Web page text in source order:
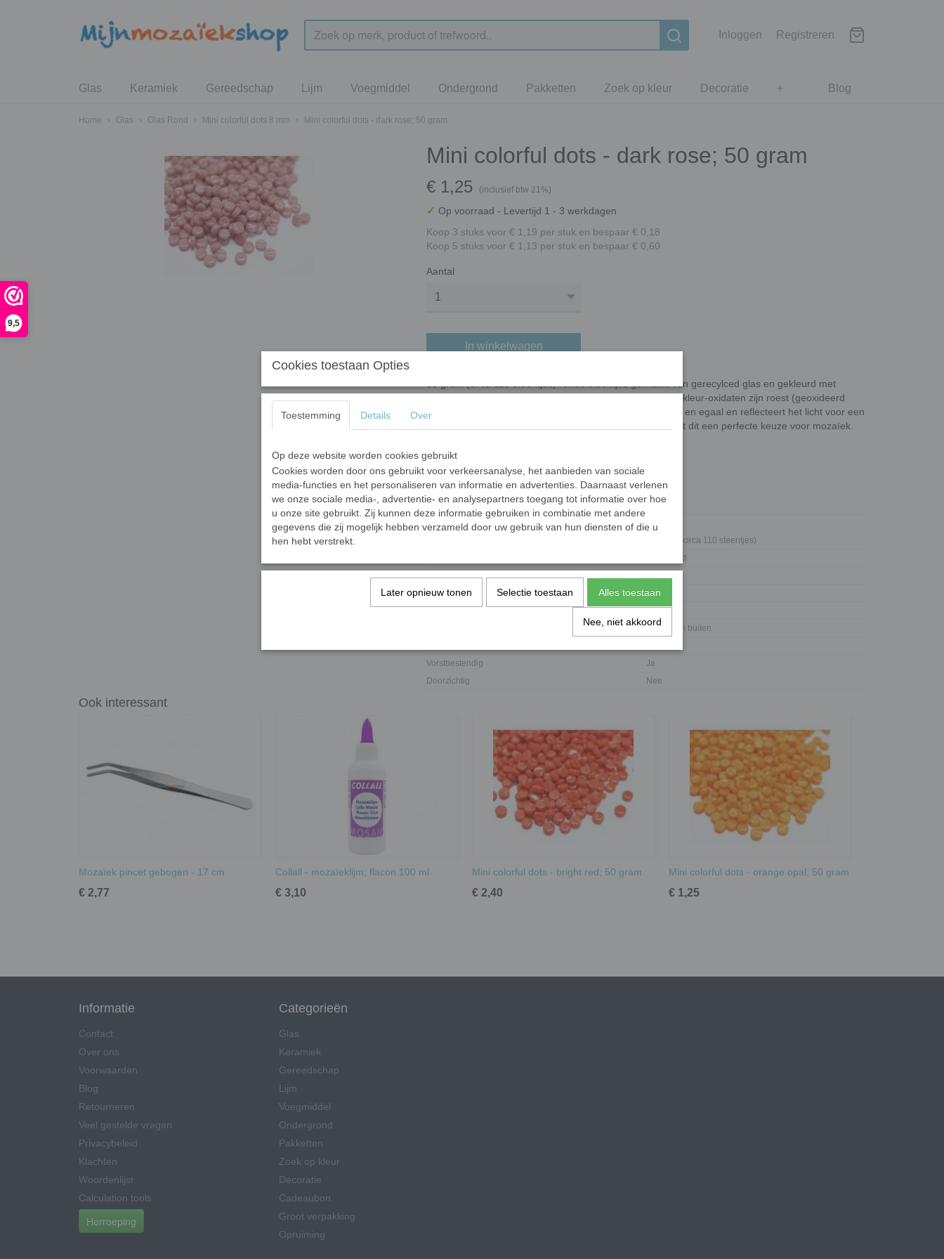
9,5
Inloggen Registreren
Blog
Glas Keramiek Gereedschap Lijm Voegmiddel Ondergrond Pakketten Zoek op kleur Decoratie +
Home › Glas › Glas Rond › Mini colorful dots 8 mm › Mini colorful dots - dark rose; 50 gram
Mini colorful dots - dark rose; 50 gram
€ 1,25 (inclusief btw 21%)
✓ Op voorraad - Levertijd 1 - 3 werkdagen
Koop 3 stuks voor € 1,19 per stuk en bespaar € 0,18
Koop 5 stuks voor € 1,13 per stuk en bespaar € 0,60
Aantal
In winkelwagen
50 gram (circa 110 steentjes) ronde steentjes gemaakt van gerecylced glas en gekleurd met
natuurlijke mineralen en kleur-oxidaten. Voorbeelden van kleur-oxidaten zijn roest (geoxideerd
ijzer) en patina (geoxideerd koper). Het oppervlak is glad en egaal en reflecteert het licht voor een
levendige kleur. Door de brede selectie aan kleuren maakt dit een perfecte keuze voor mozaïek.
Specificaties
Netto gewicht
0,05 Kg
Bruto gewicht
50 gram (circa 110 steentjes)
8 mm rond
Dikte
Materiaal
Glas
Glans
Binnen en buiten
Vorstbestendig
Ja
Doorzichtig
Nee
Ook interessant
Mozaïek pincet gebogen - 17 cm
€ 2,77
Collall - mozaïeklijm; flacon 100 ml
€ 3,10
Mini colorful dots - bright red; 50 gram
€ 2,40
Mini colorful dots - orange opal; 50 gram
€ 1,25
Informatie
Contact
Over ons
Voorwaarden
Blog
Retourneren
Veel gestelde vragen
Privacybeleid
Klachten
Woordenlijst
Calculation tools
Herroeping
Categorieën
Glas
Keramiek
Gereedschap
Lijm
Voegmiddel
Ondergrond
Pakketten
Zoek op kleur
Decoratie
Cadeaubon
Groot verpakking
Opruiming
Cookies toestaan Opties
Toestemming Details Over
Op deze website worden cookies gebruikt
Cookies worden door ons gebruikt voor verkeersanalyse, het aanbieden van sociale
media-functies en het personaliseren van informatie en advertenties. Daarnaast verlenen
we onze sociale media-, advertentie- en analysepartners toegang tot informatie over hoe
u onze site gebruikt. Zij kunnen deze informatie gebruiken in combinatie met andere
gegevens die zij mogelijk hebben verzameld door uw gebruik van hun diensten of die u
hen hebt verstrekt.
Later opnieuw tonen Selectie toestaan Alles toestaan
Nee, niet akkoord